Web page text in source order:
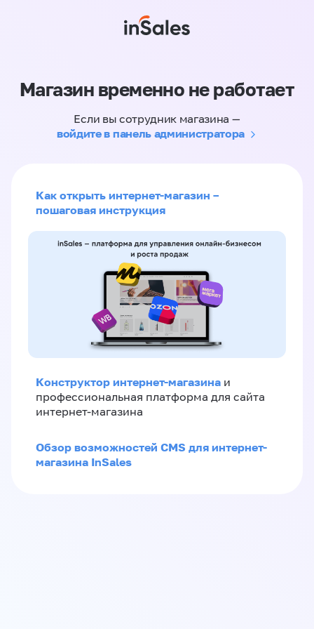
Магазин временно не работает
Если вы сотрудник магазина —
войдите в панель администратора
Как открыть интернет-магазин –
пошаговая инструкция
Конструктор интернет-магазина и
профессиональная платформа для сайта
интернет-магазина
Обзор возможностей CMS для интернет-
магазина InSales